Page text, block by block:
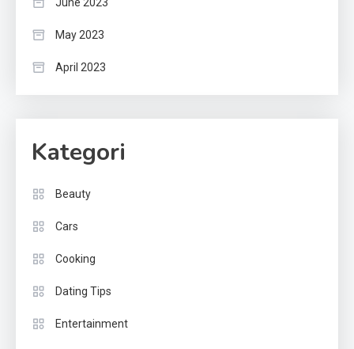
June 2023
May 2023
April 2023
Kategori
Beauty
Cars
Cooking
Dating Tips
Entertainment